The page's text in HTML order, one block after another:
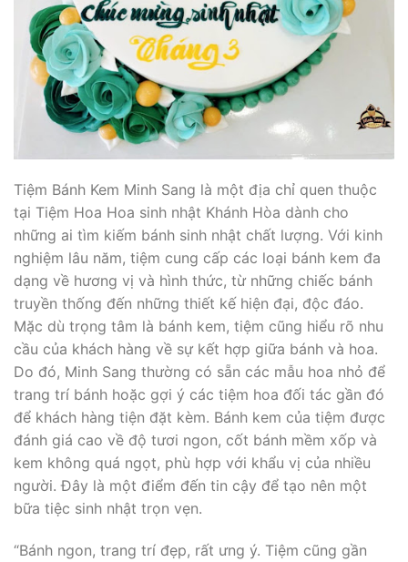
Tiệm Bánh Kem Minh Sang là một địa chỉ quen thuộc
tại Tiệm Hoa Hoa sinh nhật Khánh Hòa dành cho
những ai tìm kiếm bánh sinh nhật chất lượng. Với kinh
nghiệm lâu năm, tiệm cung cấp các loại bánh kem đa
dạng về hương vị và hình thức, từ những chiếc bánh
truyền thống đến những thiết kế hiện đại, độc đáo.
Mặc dù trọng tâm là bánh kem, tiệm cũng hiểu rõ nhu
cầu của khách hàng về sự kết hợp giữa bánh và hoa.
Do đó, Minh Sang thường có sẵn các mẫu hoa nhỏ để
trang trí bánh hoặc gợi ý các tiệm hoa đối tác gần đó
để khách hàng tiện đặt kèm. Bánh kem của tiệm được
đánh giá cao về độ tươi ngon, cốt bánh mềm xốp và
kem không quá ngọt, phù hợp với khẩu vị của nhiều
người. Đây là một điểm đến tin cậy để tạo nên một
bữa tiệc sinh nhật trọn vẹn.
“Bánh ngon, trang trí đẹp, rất ưng ý. Tiệm cũng gần